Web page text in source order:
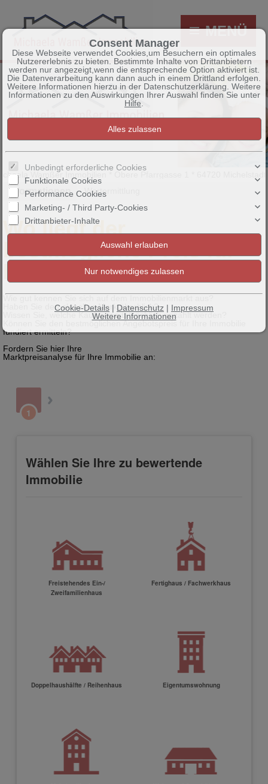
MENÜ
Wamßer Immobilien * Obere Pfarrgasse 1 * 64720 Michelstadt
Informationen Wertermittlung
Wo liegt der
bestmögliche Preis für
Ihre Immobilie?
Haben Sie den aktuellen Marktüberblick?
Wissen Sie, welche Kaufpreise tatsächlich gezahlt werden?
Können Sie den bestmöglichen Angebotspreis für Ihre Immobilie
fundiert ermitteln?
Fordern Sie hier Ihre
Marktpreisanalyse für Ihre Immobilie an:
Consent Manager
Diese Webseite verwendet Cookies,um Besuchern ein optimales
Nutzererlebnis zu bieten. Bestimmte Inhalte von Drittanbietern
werden nur angezeigt,wenn die entsprechende Option aktiviert ist.
Die Datenverarbeitung kann dann auch in einem Drittland erfolgen.
Weitere Informationen hierzu in der Datenschutzerklärung. Weitere
Informationen zu den Auswirkungen Ihrer Auswahl finden Sie unter
Hilfe
Unbedingt erforderliche Cookies
Funktionale Cookies
Performance Cookies
Marketing- / Third Party-Cookies
Drittanbieter-Inhalte
Cookie-Details | Datenschutz | Impressum
Weitere Informationen